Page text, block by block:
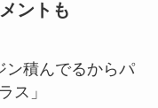
ントも
ン積んでるからパ
ス」